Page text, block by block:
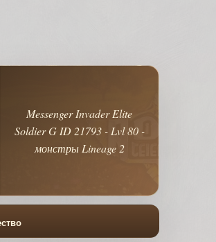
Messenger Invader Elite
Soldier G ID 21793 - Lvl 80 -
монстры Lineage 2